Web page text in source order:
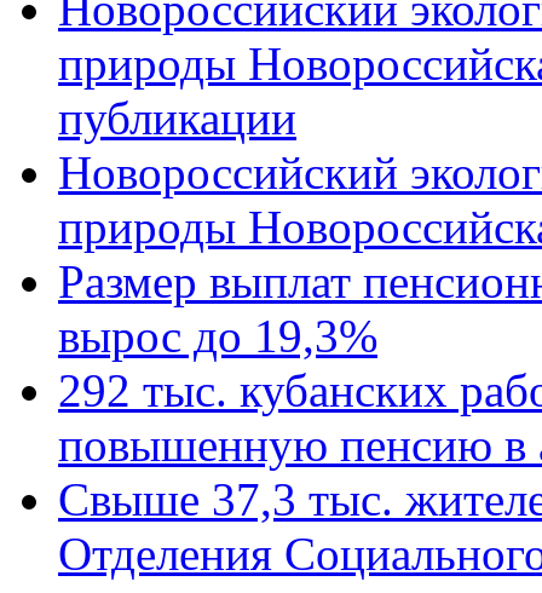
природы
публикации
Новороссийский
природы
Размер выплат
вырос до 19,3%
292 тыс. кубанских
повышенную пенсию в
Свыше 37,3 тыс.
Отделения